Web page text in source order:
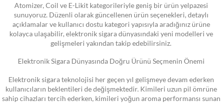
Atomizer, Coil ve E-Likit kategorileriyle geniş bir ürün yelpazesi
sunuyoruz. Düzenli olarak güncellenen ürün seçenekleri, detaylı
açıklamalar ve kullanıcı dostu kategori yapısıyla aradığınız ürüne
kolayca ulaşabilir, elektronik sigara dünyasındaki yeni modelleri ve
gelişmeleri yakından takip edebilirsiniz.
Elektronik Sigara Dünyasında Doğru Ürünü Seçmenin Önemi
Elektronik sigara teknolojisi her geçen yıl gelişmeye devam ederken
kullanıcıların beklentileri de değişmektedir. Kimileri uzun pil ömrüne
sahip cihazları tercih ederken, kimileri yoğun aroma performansı sunan